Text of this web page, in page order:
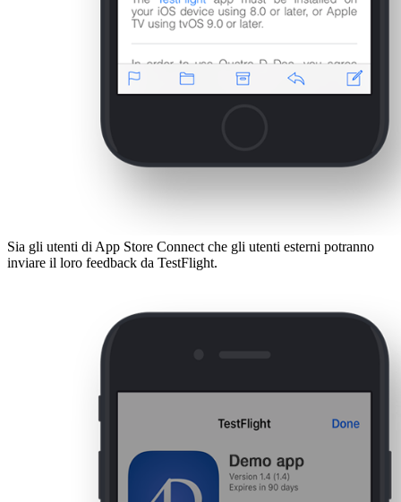
Sia gli utenti di App Store Connect che gli utenti esterni potranno
inviare il loro feedback da TestFlight.